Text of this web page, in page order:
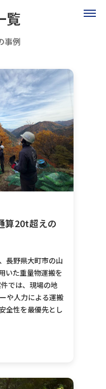
覧
事例
算20t超えの
長野県大町市の山
いた重量物運搬を
では、現場の地
や人力による運搬
全性を最優先とし